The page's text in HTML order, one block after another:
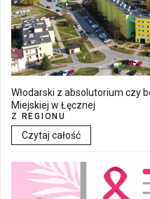
Włodarski z absolutorium czy
Miejskiej w Łęcznej
Z REGIONU
Czytaj całość